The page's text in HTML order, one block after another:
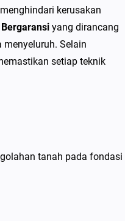
kerusakan
yang dirancang
Selain
setiap teknik
tanah pada fondasi